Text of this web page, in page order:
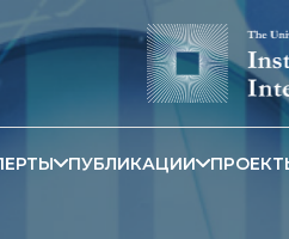
ПУБЛИКАЦИИ